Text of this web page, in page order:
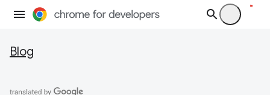
Blog